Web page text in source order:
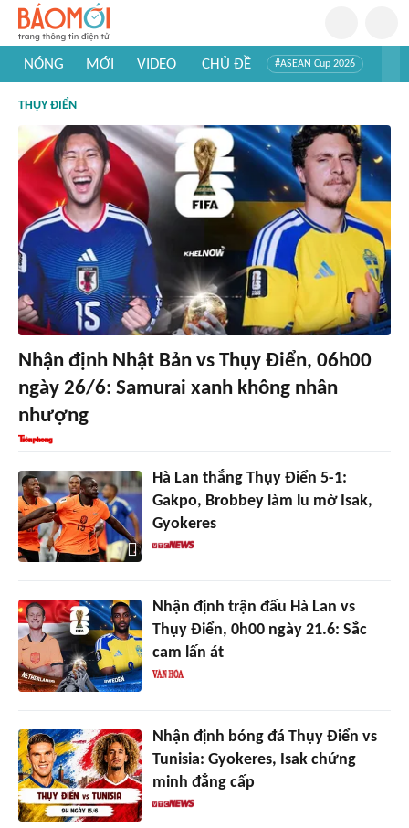
NÓNG MỚI VIDEO CHỦ ĐỀ #ASEAN Cup 2026
#Khám phá thế giới
THỤY ĐIỂN
Nhận định Nhật Bản vs Thụy Điển, 06h00
ngày 26/6: Samurai xanh không nhân
nhượng
Hà Lan thắng Thụy Điển 5-1:
Gakpo, Brobbey làm lu mờ Isak,
Gyokeres
Nhận định trận đấu Hà Lan vs
Thụy Điển, 0h00 ngày 21.6: Sắc
cam lấn át
Nhận định bóng đá Thụy Điển vs
Tunisia: Gyokeres, Isak chứng
minh đẳng cấp